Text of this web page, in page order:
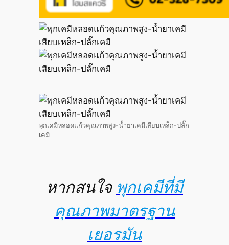
พุกเคมีหลอดแก้วคุณภาพสูง-น้ำยาเคมีเสียบเหล็ก-ปลั๊ก
เคมี
หากสนใจ พุกเคมีที่มี
คุณภาพมาตรฐาน
เยอรมัน